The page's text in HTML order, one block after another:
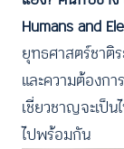
Humans and
ยุทธศาสตร์ชาติ
และความต้องก
เชี่ยวชาญจะเป็
ไปพร้อมกัน